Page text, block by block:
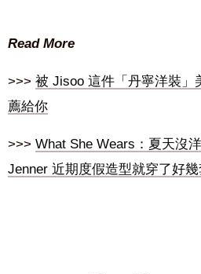
Read More
>>> 被 Jisoo 這件「丹寧洋裝」
薦給你
>>> What She Wears：夏天沒
Jenner 近期度假造型就穿了好幾